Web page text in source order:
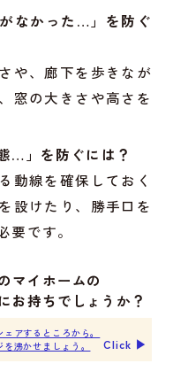
なかった…」を防ぐ
や、廊下を歩きなが
窓の大きさや高さを
…」を防ぐには？
動線を確保しておく
設けたり、勝手口を
です。
マイホームの
お持ちでしょうか？
アするところから。
沸かせましょう。
Click ▶︎